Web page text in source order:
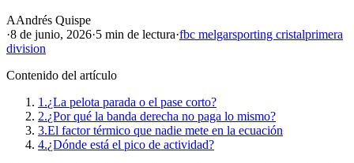
AAndrés Quispe
·8 de junio, 2026·5 min de lectura·fbc melgarsporting cristalprimera
division
Contenido del artículo
1.¿La pelota parada o el pase corto?
2.¿Por qué la banda derecha no paga lo mismo?
3.El factor térmico que nadie mete en la ecuación
4.¿Dónde está el pico de actividad?